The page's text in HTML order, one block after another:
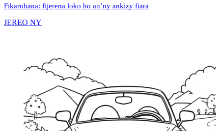
Fikarohana: fijerena loko ho an’ny ankizy fiara
JEREO NY